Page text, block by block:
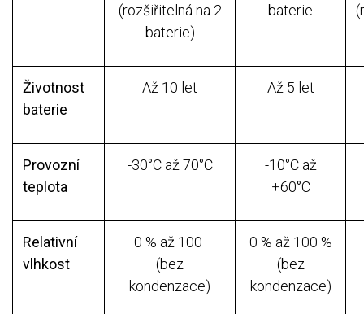
(rozšiřitelná na 2
baterie)
baterie
Životnost
baterie
Až 10 let Až 5 let
Provozní
teplota
-30°C až 70°C
-10°C až
+60°C
Relativní
vlhkost
0 % až 100
(bez
kondenzace)
0 % až 100 %
(bez
kondenzace)